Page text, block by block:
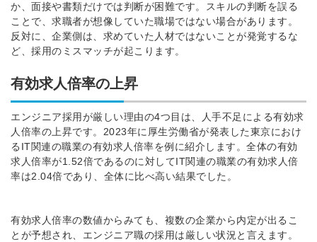
か、面接や書類だけでは判断が困難です。 スキルの判断を誤る
ことで、求職者が想像していた職場ではない場合があります。
反対に、企業側は、求めていた人材ではないことが発覚するな
ど、採用のミスマッチが起こります。
有効求人倍率の上昇
エンジニア採用が厳しい理由の4つ目は、人手不足による有効求
人倍率の上昇です。2023年に厚生労働省が発表した東京におけ
るIT関連の職業の有効求人倍率を例に紹介します。全体の有効
求人倍率が1.52倍であるのに対してIT関連の職業の有効求人倍
率は2.04倍であり、全体に比べ高い結果でした。
有効求人倍率の数値からみても、複数の企業から内定が出るこ
とが予想され、エンジニア職の採用は厳しい状況と言えます。